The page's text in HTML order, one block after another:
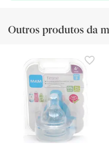
Outros produtos da